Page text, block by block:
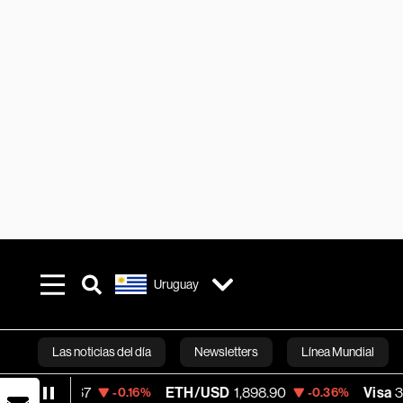
Uruguay
Las noticias del día Newsletters Línea Mundial
Bloomberg
ETH/USD 1,898.90 -0.36% Visa 370.47